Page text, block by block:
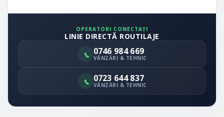
OPERATORI CONECTAȚI
LINIE DIRECTĂ ROUTILAJE
0746 984 669
VÂNZĂRI & TEHNIC
0723 644 837
VÂNZĂRI & TEHNIC